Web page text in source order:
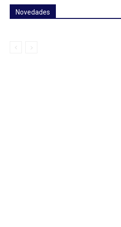
Novedades